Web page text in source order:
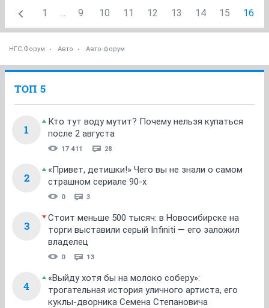
1 ... 9 10 11 12 13 14 15 16
НГС.Форум Авто Авто-форум
ТОП 5
1
Кто тут воду мутит? Почему нельзя купаться
после 2 августа
17 411 28
2
«Привет, детишки!» Чего вы не знали о самом
страшном сериале 90-х
0 3
3
Стоит меньше 500 тысяч: в Новосибирске на
торги выставили серый Infiniti — его заложил
владелец
0 13
4
«Выйду хотя бы на молоко соберу»:
трогательная история уличного артиста, его
куклы-дворника Семена Степановича